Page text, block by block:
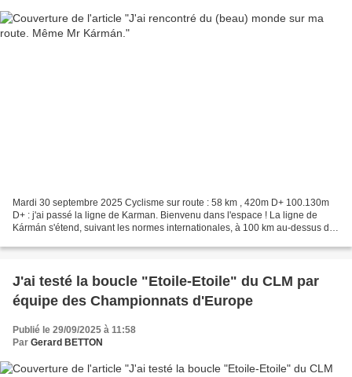
Mardi 30 septembre 2025 Cyclisme sur route : 58 km , 420m D+ 100.130m
D+ : j'ai passé la ligne de Karman. Bienvenu dans l'espace ! La ligne de
Kármán s'étend, suivant les normes internationales, à 100 km au-dessus de
J'ai testé la boucle "Etoile-Etoile" du CLM par
équipe des Championnats d'Europe
Publié le 29/09/2025 à 11:58
Par Gerard BETTON